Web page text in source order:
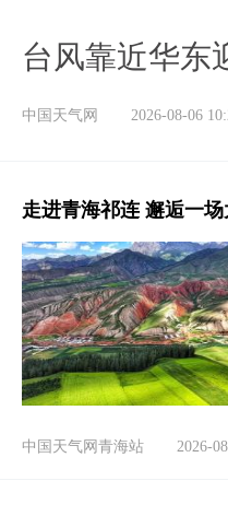
台风靠近华东
中国天气网 2026-08-06
走进青海祁连 邂逅一
中国天气网青海站 2026-